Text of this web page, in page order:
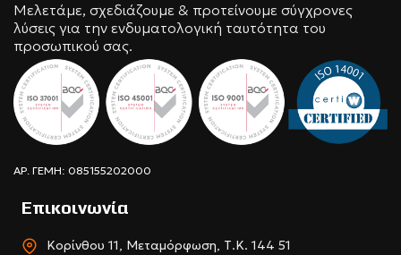
Μελετάμε, σχεδιάζουμε & προτείνουμε σύγχρονες
λύσεις για την ενδυματολογική ταυτότητα του
προσωπικού σας.
ΑΡ. ΓΕΜΗ: 085155202000
Επικοινωνία
Κορίνθου 11, Μεταμόρφωση, Τ.Κ. 144 51